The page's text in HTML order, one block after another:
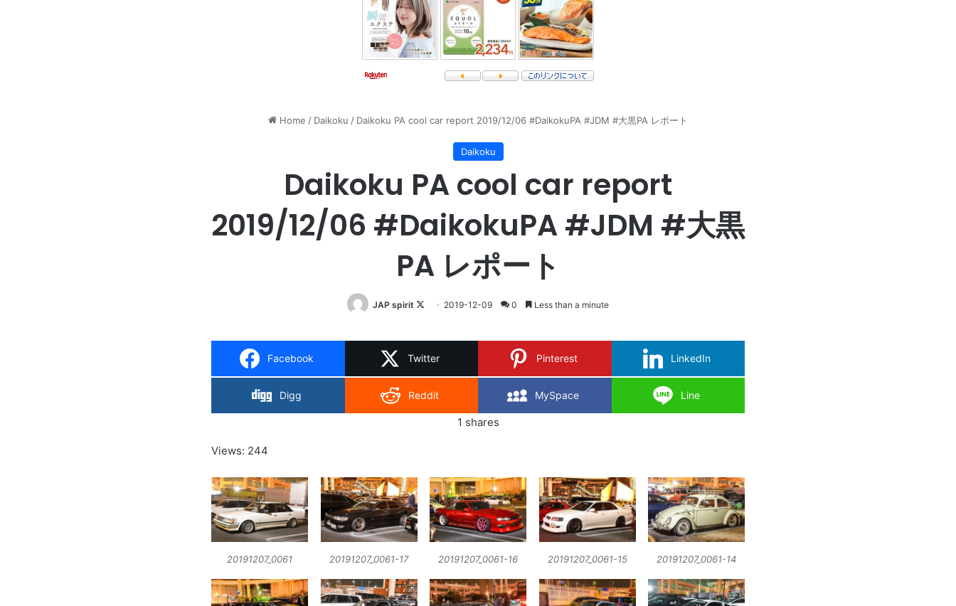
Home / Daikoku / Daikoku PA cool car report 2019/12/06 #DaikokuPA #JDM #大黒PA レポート
Daikoku
Daikoku PA cool car report
2019/12/06 #DaikokuPA #JDM #大黒
PA レポート
JAP spirit
Follow
X
2019-12-09 0 Less than a minute
Facebook Twitter Pinterest LinkedIn
Digg Reddit MySpace Line
1 shares
Views: 244
20191207_0061 20191207_0061-17 20191207_0061-16 20191207_0061-15 20191207_0061-14